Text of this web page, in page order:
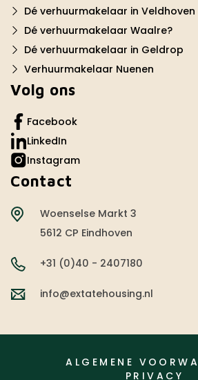
Dé verhuurmakelaar in Veldhoven
Dé verhuurmakelaar Waalre?
Dé verhuurmakelaar in Geldrop
Verhuurmakelaar Nuenen
Volg ons
Facebook
LinkedIn
Instagram
Contact
Woenselse Markt 3
5612 CP Eindhoven
+31 (0)40 - 2407180
info@extatehousing.nl
ALGEMENE
PRIVACY